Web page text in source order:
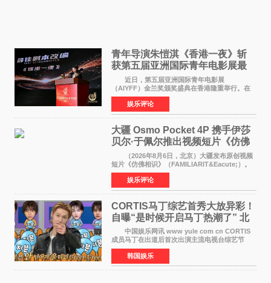
青年导演朱愷淇《香港一夜》斩
获第五届亚洲国际青年电影展最
佳剧本改编奖
近日，第五届亚洲国际青年电影展
（AIYFF）金兰奖颁奖盛典在香港隆重举行。在
这场汇聚数百位海内外电影人、文化界人士及媒
体代表的亚洲青年影视盛会上，香港本土电影
《香港一夜》（Dawn in Ho
娱乐评论
大疆 Osmo Pocket 4P 携手伊莎
贝尔·于佩尔推出视频短片《仿佛
相识》
（2026年8月6日，北京）大疆发布原创视频
短片《仿佛相识》（FAMILIARIT&Eacute;）。
视频短片由戛纳国际电影节最佳女演员伊莎贝尔·
于佩尔（Isabelle Huppert）主演，全程使用大
疆首款双主摄口
娱乐评论
CORTIS马丁综艺首秀大放异彩！
自曝“是时候开启马丁热潮了” 北
美巡演火热进行中
中国娱乐网讯 www yule com cn CORTIS
成员马丁在出道后首次出演主流电视台综艺节
目，展现了多才多艺的魅力。 马丁出演了5日
播出的MBC《Radio Star》Fashion与Passion
之间，I&lsquo;m
韩国娱乐